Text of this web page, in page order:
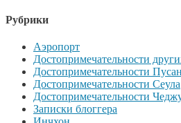
Рубрики
Аэропорт
Достопримечательности
Достопримечательности
Достопримечательности Сеула
Достопримечательности
Записки блоггера